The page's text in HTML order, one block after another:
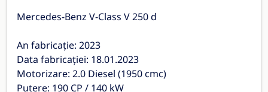
Mercedes-Benz V-Class V 250 d
An fabricație: 2023
Data fabricației: 18.01.2023
Motorizare: 2.0 Diesel (1950 cmc)
Putere: 190 CP / 140 kW